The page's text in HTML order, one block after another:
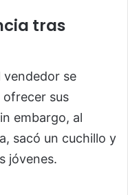
tras
vendedor se
ofrecer sus
embargo, al
sacó un cuchillo y
jóvenes.